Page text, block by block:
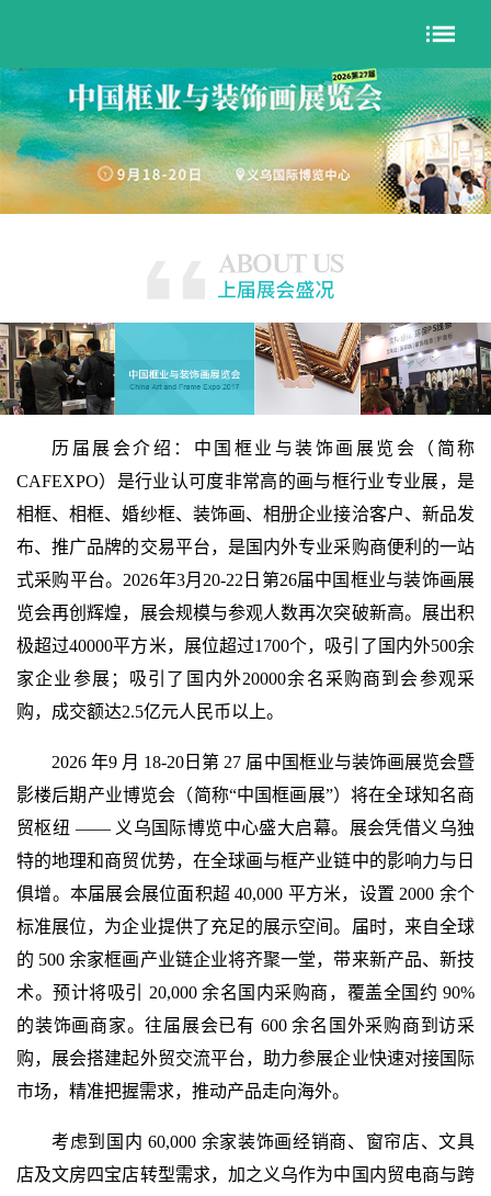
历届展会介绍：中国框业与装饰画展览会（简称
CAFEXPO）是行业认可度非常高的画与框行业专业展，是
相框、相框、婚纱框、装饰画、相册企业接洽客户、新品发
布、推广品牌的交易平台，是国内外专业采购商便利的一站
式采购平台。2026年3月20-22日第26届中国框业与装饰画展
览会再创辉煌，展会规模与参观人数再次突破新高。展出积
极超过40000平方米，展位超过1700个，吸引了国内外500余
家企业参展；吸引了国内外20000余名采购商到会参观采
购，成交额达2.5亿元人民币以上。
2026 年9 月 18-20日第 27 届中国框业与装饰画展览会暨
影楼后期产业博览会（简称“中国框画展”）将在全球知名商
贸枢纽 —— 义乌国际博览中心盛大启幕。展会凭借义乌独
特的地理和商贸优势，在全球画与框产业链中的影响力与日
俱增。本届展会展位面积超 40,000 平方米，设置 2000 余个
标准展位，为企业提供了充足的展示空间。届时，来自全球
的 500 余家框画产业链企业将齐聚一堂，带来新产品、新技
术。预计将吸引 20,000 余名国内采购商，覆盖全国约 90%
的装饰画商家。往届展会已有 600 余名国外采购商到访采
购，展会搭建起外贸交流平台，助力参展企业快速对接国际
市场，精准把握需求，推动产品走向海外。
考虑到国内 60,000 余家装饰画经销商、窗帘店、文具
店及文房四宝店转型需求，加之义乌作为中国内贸电商与跨